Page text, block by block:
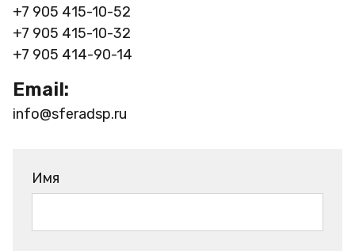
+7 905 415-10-52
+7 905 415-10-32
+7 905 414-90-14
Email:
info@sferadsp.ru
Имя